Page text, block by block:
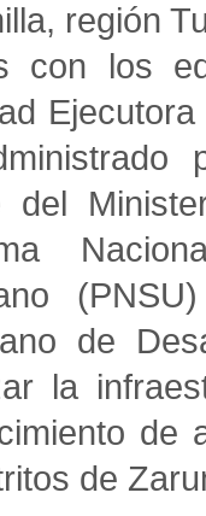
región
con los
Ejecutora
del
de
la
de
de